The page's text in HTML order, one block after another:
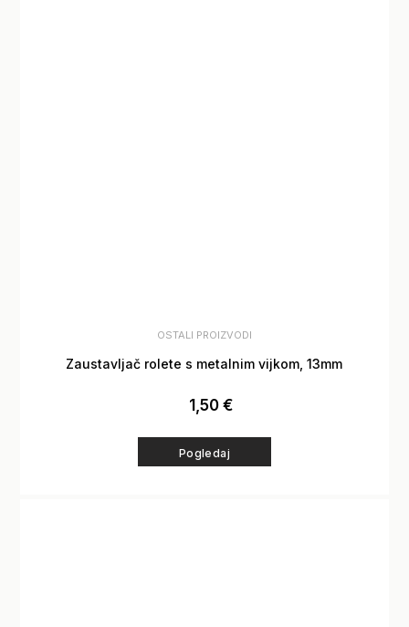
OSTALI PROIZVODI
Zaustavljač rolete s metalnim vijkom, 13mm
1,50 €
Pogledaj